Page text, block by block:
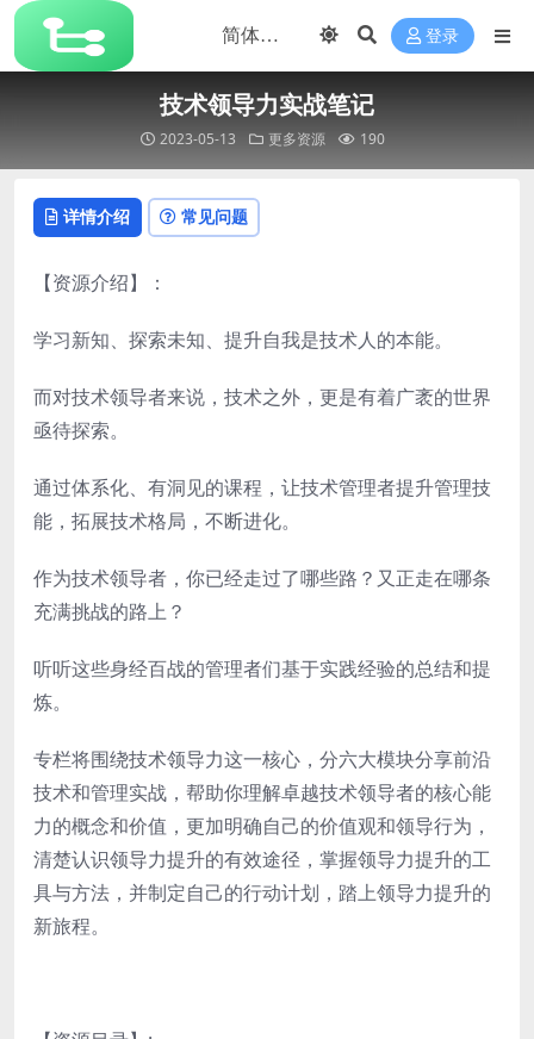
登录
技术领导力实战笔记
2023-05-13 更多资源 190
详情介绍 常见问题
【资源介绍】：
学习新知、探索未知、提升自我是技术人的本能。
而对技术领导者来说，技术之外，更是有着广袤的世界
亟待探索。
通过体系化、有洞见的课程，让技术管理者提升管理技
能，拓展技术格局，不断进化。
作为技术领导者，你已经走过了哪些路？又正走在哪条
充满挑战的路上？
听听这些身经百战的管理者们基于实践经验的总结和提
炼。
专栏将围绕技术领导力这一核心，分六大模块分享前沿
技术和管理实战，帮助你理解卓越技术领导者的核心能
力的概念和价值，更加明确自己的价值观和领导行为，
清楚认识领导力提升的有效途径，掌握领导力提升的工
具与方法，并制定自己的行动计划，踏上领导力提升的
新旅程。